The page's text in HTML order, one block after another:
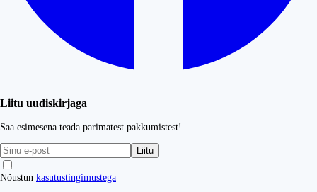
Liitu uudiskirjaga
Saa esimesena teada parimatest pakkumistest!
Liitu
Nõustun kasutustingimustega